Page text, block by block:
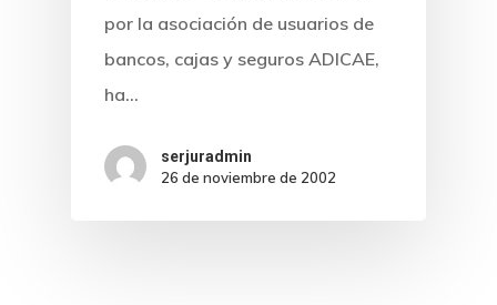
por la asociación de usuarios de
bancos, cajas y seguros ADICAE,
ha…
serjuradmin
26 de noviembre de 2002